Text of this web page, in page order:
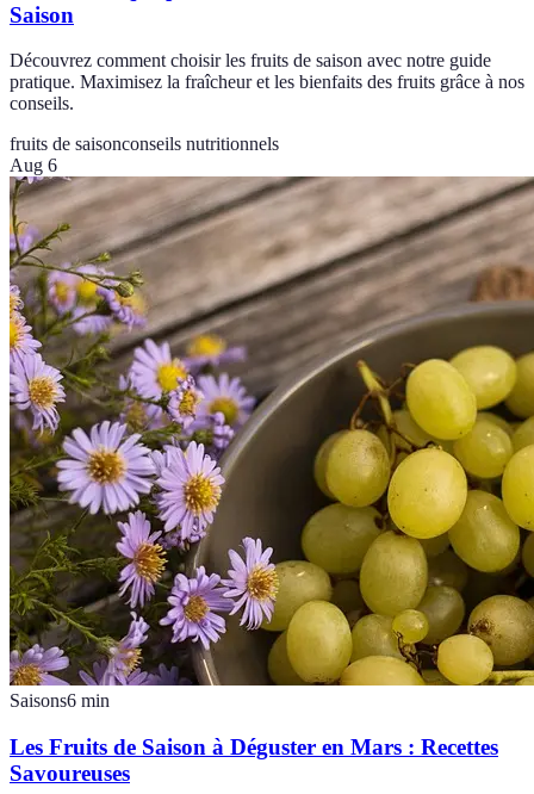
Saison
Découvrez comment choisir les fruits de saison avec notre guide
pratique. Maximisez la fraîcheur et les bienfaits des fruits grâce à nos
conseils.
fruits de saisonconseils nutritionnels
Aug 6
Saisons6 min
Les Fruits de Saison à Déguster en Mars : Recettes
Savoureuses